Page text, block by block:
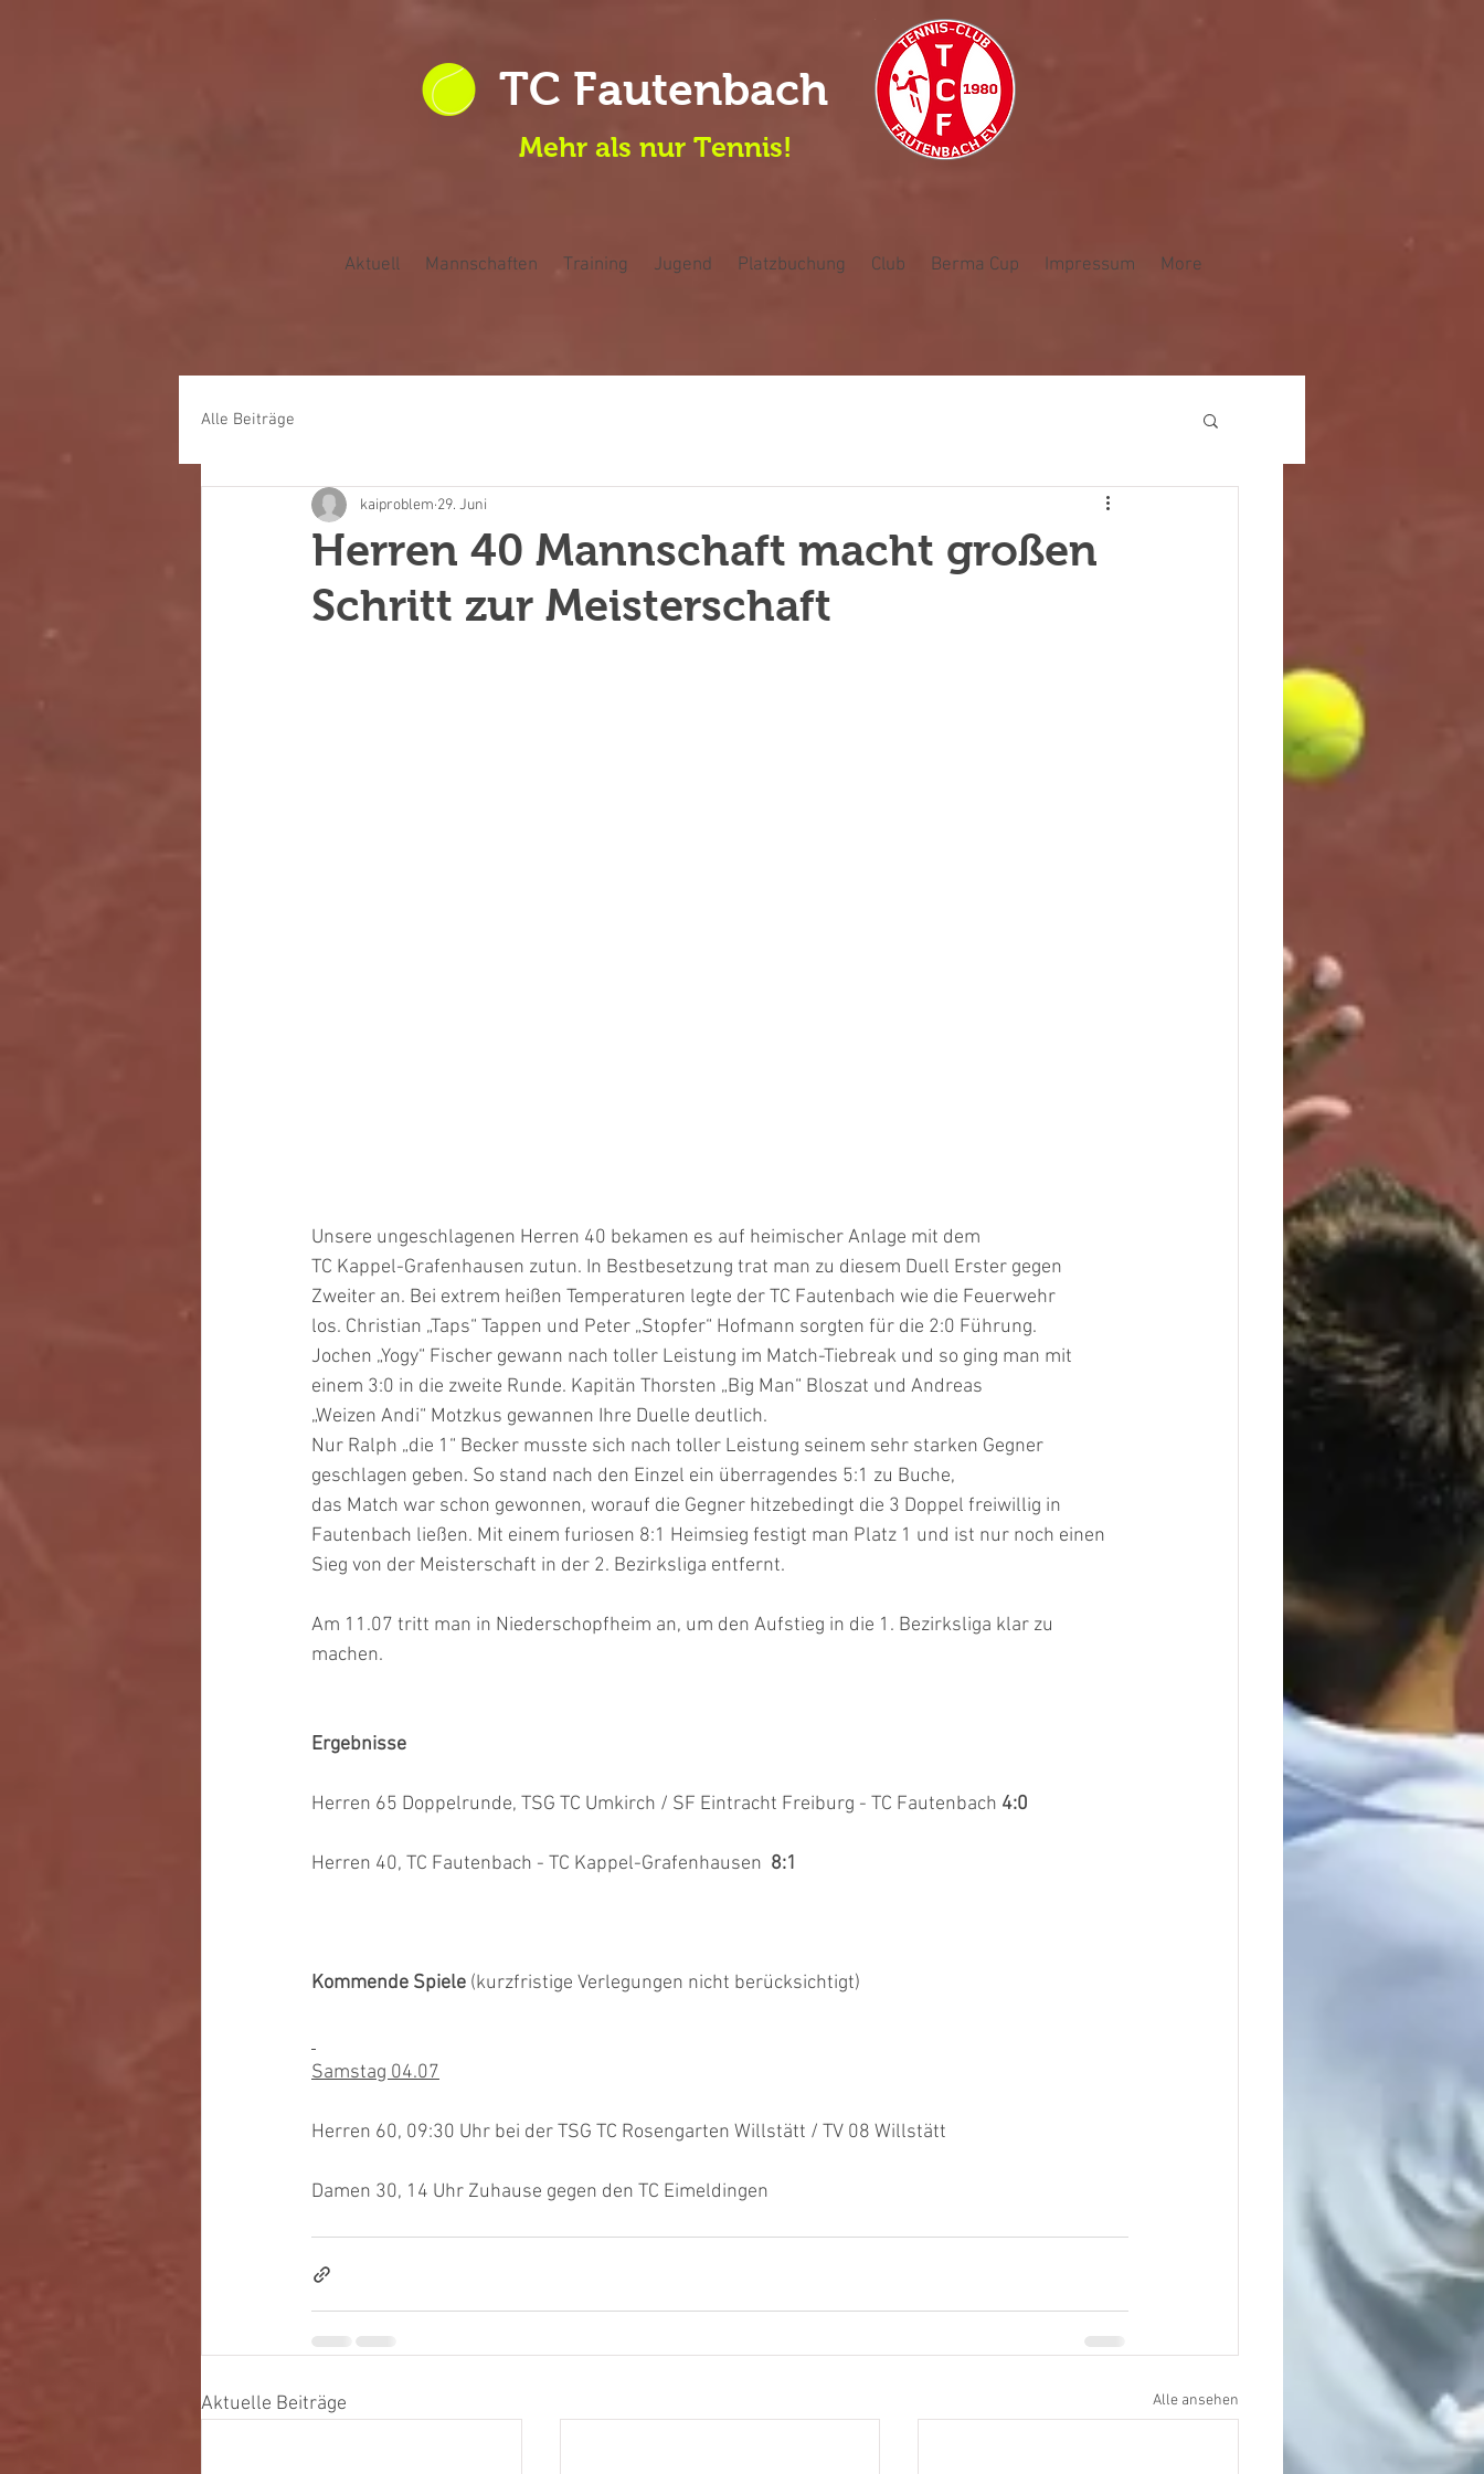
TC Fautenbach
Mehr als nur Tennis!
Aktuell Mannschaften Training Jugend Platzbuchung Club Berma Cup Impressum More
Alle Beiträge
Herren 40 Mannschaft macht großen
Schritt zur Meisterschaft
kaiproblem 29. Juni
Unsere ungeschlagenen Herren 40 bekamen es auf heimischer Anlage mit dem
TC Kappel-Grafenhausen zutun. In Bestbesetzung trat man zu diesem Duell Erster gegen
Zweiter an. Bei extrem heißen Temperaturen legte der TC Fautenbach wie die Feuerwehr
los. Christian „Taps“ Tappen und Peter „Stopfer“ Hofmann sorgten für die 2:0 Führung.
Jochen „Yogy“ Fischer gewann nach toller Leistung im Match-Tiebreak und so ging man mit
einem 3:0 in die zweite Runde. Kapitän Thorsten „Big Man“ Bloszat und Andreas
„Weizen Andi“ Motzkus gewannen Ihre Duelle deutlich.
Nur Ralph „die 1“ Becker musste sich nach toller Leistung seinem sehr starken Gegner
geschlagen geben. So stand nach den Einzel ein überragendes 5:1 zu Buche,
das Match war schon gewonnen, worauf die Gegner hitzebedingt die 3 Doppel freiwillig in
Fautenbach ließen. Mit einem furiosen 8:1 Heimsieg festigt man Platz 1 und ist nur noch einen
Sieg von der Meisterschaft in der 2. Bezirksliga entfernt.
Am 11.07 tritt man in Niederschopfheim an, um den Aufstieg in die 1. Bezirksliga klar zu
machen.
Ergebnisse
Herren 65 Doppelrunde, TSG TC Umkirch / SF Eintracht Freiburg - TC Fautenbach 4:0
Herren 40, TC Fautenbach - TC Kappel-Grafenhausen 8:1
Kommende Spiele (kurzfristige Verlegungen nicht berücksichtigt)
Samstag 04.07
Herren 60, 09:30 Uhr bei der TSG TC Rosengarten Willstätt / TV 08 Willstätt
Damen 30, 14 Uhr Zuhause gegen den TC Eimeldingen
Aktuelle Beiträge Alle ansehen